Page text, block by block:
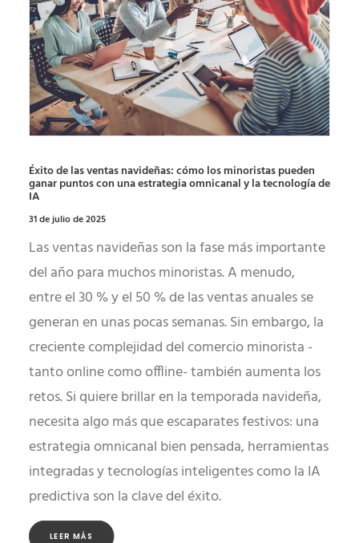
Éxito de las ventas navideñas: cómo los minoristas pueden
ganar puntos con una estrategia omnicanal y la tecnología de
IA
31 de julio de 2025
Las ventas navideñas son la fase más importante
del año para muchos minoristas. A menudo,
entre el 30 % y el 50 % de las ventas anuales se
generan en unas pocas semanas. Sin embargo, la
creciente complejidad del comercio minorista -
tanto online como offline- también aumenta los
retos. Si quiere brillar en la temporada navideña,
necesita algo más que escaparates festivos: una
estrategia omnicanal bien pensada, herramientas
integradas y tecnologías inteligentes como la IA
predictiva son la clave del éxito.
LEER MÁS